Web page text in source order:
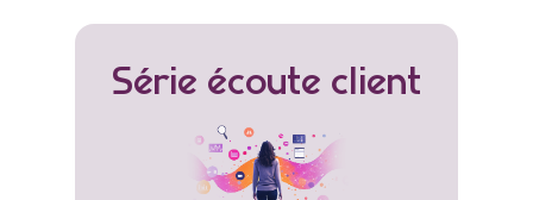
Série écoute client